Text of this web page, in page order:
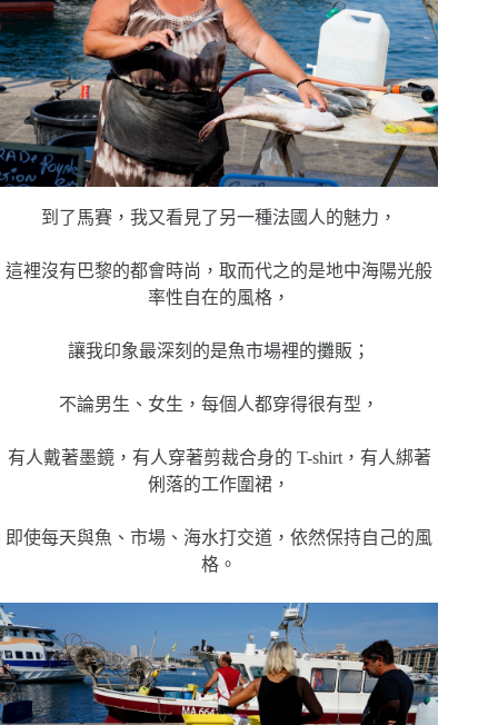
到了馬賽，我又看見了另一種法國人的魅力，
這裡沒有巴黎的都會時尚，取而代之的是地中海陽光般
率性自在的風格，
讓我印象最深刻的是魚市場裡的攤販；
不論男生、女生，每個人都穿得很有型，
有人戴著墨鏡，有人穿著剪裁合身的 T-shirt，有人綁著
俐落的工作圍裙，
即使每天與魚、市場、海水打交道，依然保持自己的風
格。